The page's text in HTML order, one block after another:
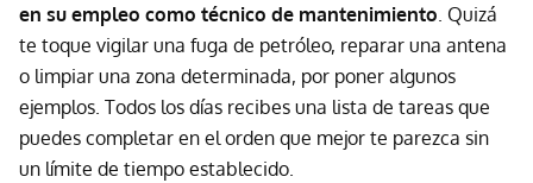
en su empleo como técnico de mantenimiento . Quizá
te toque vigilar una fuga de petróleo, reparar una antena
o limpiar una zona determinada, por poner algunos
ejemplos. Todos los días recibes una lista de tareas que
puedes completar en el orden que mejor te parezca sin
un límite de tiempo establecido.